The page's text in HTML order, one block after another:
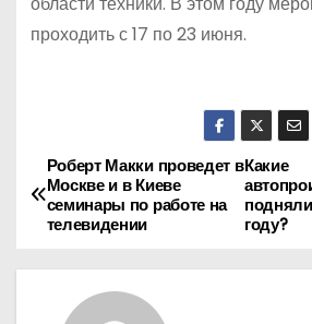
проходить с 17 по 23 июня.
Н
а
в
Какие
году?
Роберт Макки проведет в
Москве и в Киеве
семинары по работе на
телевидении